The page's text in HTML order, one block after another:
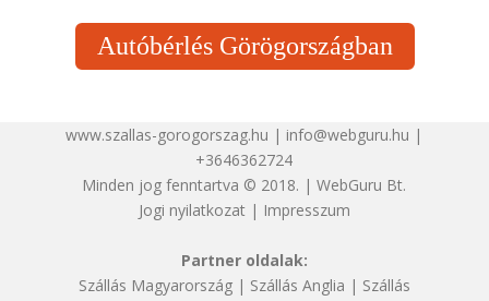
Autóbérlés Görögországban
www.szallas-gorogorszag.hu | info@webguru.hu |
+3646362724
Minden jog fenntartva © 2018. | WebGuru Bt.
Jogi nyilatkozat| Impresszum
Partner oldalak:
Szállás Magyarország| Szállás Anglia | Szállás